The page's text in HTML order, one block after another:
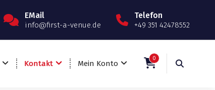
EMail
info@first-a-venue.de
Telefon
+49 351 42478552
Kontakt Mein Konto
0